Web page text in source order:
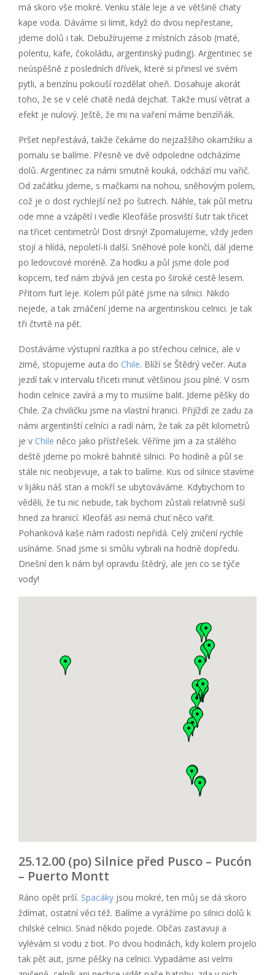
má skoro vše mokré. Venku stále leje a ve většině chaty
kape voda. Dáváme si limit, když do dvou nepřestane,
jdeme dolů i tak. Debužírujeme z místních zásob (maté,
polentu, kafe, čokoládu, argentinský puding). Argentinec se
neúspěšně z posledních dřívek, které si přinesl ve svém
pytli, a benzínu pokouší rozdělat oheň. Dosahuje akorát
toho, že se v celé chatě nedá dejchat. Takže musí větrat a
efekt je nulový. Ještě, že mi na vaření máme benzíňák.
Pršet nepřestává, takže čekáme do nejzažšího okamžiku a
pomalu se balíme. Přesně ve dvě odpoledne odcházíme
dolů. Argentinec za námi smutně kouká, odchází mu vařič.
Od začátku jdeme, s mačkami na nohou, sněhovým polem,
což je o dost rychlejší než po šutrech. Náhle, tak půl metru
ode mne a vzápětí i vedle Kleofáše prosviští šutr tak třicet
na třicet centimetrů! Dost drsný! Zpomalujeme, vždy jeden
stojí a hlídá, nepoletí-li další. Sněhové pole končí, dál jdeme
po ledovcové moréně. Za hodku a půl jsme dole pod
kopcem, teď nám zbývá jen cesta po široké cestě lesem.
Přitom furt leje. Kolem půl páté jsme na silnici. Nikdo
nejede, a tak zmáčení jdeme na argentinskou celnici. Je tak
tři čtvrtě na pět.
Dostáváme výstupní razítka a po střechou celnice, ale v
zimě, stopujeme auta do Chile. Blíží se Štědrý večer. Auta
jezdí tak v intervalu třiceti minut většinou jsou plné. V osm
hodin celnice zavírá a my to musíme balit. Jdeme pěšky do
Chile. Za chviličku jsme na vlastní hranici. Přijíždí ze zadu za
námi argentinští celníci a radí nám, že tak za pět kilometrů
je v Chile něco jako přístřešek. Věříme jim a za stálého
deště jdeme po mokré bahnité silnici. Po hodině a půl se
stále nic neobjevuje, a tak to balíme. Kus od silnice stavíme
v lijáku náš stan a mokří se ubytováváme. Kdybychom to
věděli, že tu nic nebude, tak bychom zůstali relativně suší
hned za hranicí. Kleofáš asi nemá chuť něco vařit.
Pohanková kaše nám radosti nepřidá. Celý zničení rychle
usínáme. Snad jsme si smůlu vybrali na hodně dopředu.
Dnešní den k nám byl opravdu štědrý, ale jen co se týče
vody!
25.12.00 (po) Silnice před Pusco – Pucón
– Puerto Montt
Ráno opět prší. Spacáky jsou mokré, ten můj se dá skoro
ždímat, ostatní věci též. Balíme a vyrážíme po silnici dolů k
chilské celnici. Snad někdo pojede. Občas zastavuji a
vylévám si vodu z bot. Po dvou hodinách, kdy kolem projelo
tak pět aut, jsme pěšky na celnici. Vypadáme asi velmi